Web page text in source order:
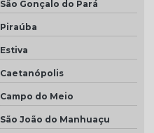
São Gonçalo do Pará
Piraúba
Estiva
Caetanópolis
Campo do Meio
São João do Manhuaçu